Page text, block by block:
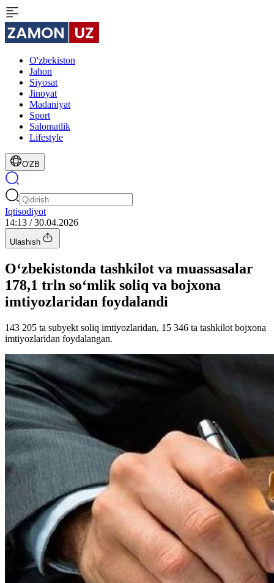
O'zbekiston
Jahon
Siyosat
Jinoyat
Madaniyat
Sport
Salomatlik
Lifestyle
O'ZB
Iqtisodiyot
14:13 / 30.04.2026
Ulashish
O‘zbekistonda tashkilot va muassasalar
178,1 trln so‘mlik soliq va bojxona
imtiyozlaridan foydalandi
143 205 ta subyekt soliq imtiyozlaridan, 15 346 ta tashkilot bojxona
imtiyozlaridan foydalangan.